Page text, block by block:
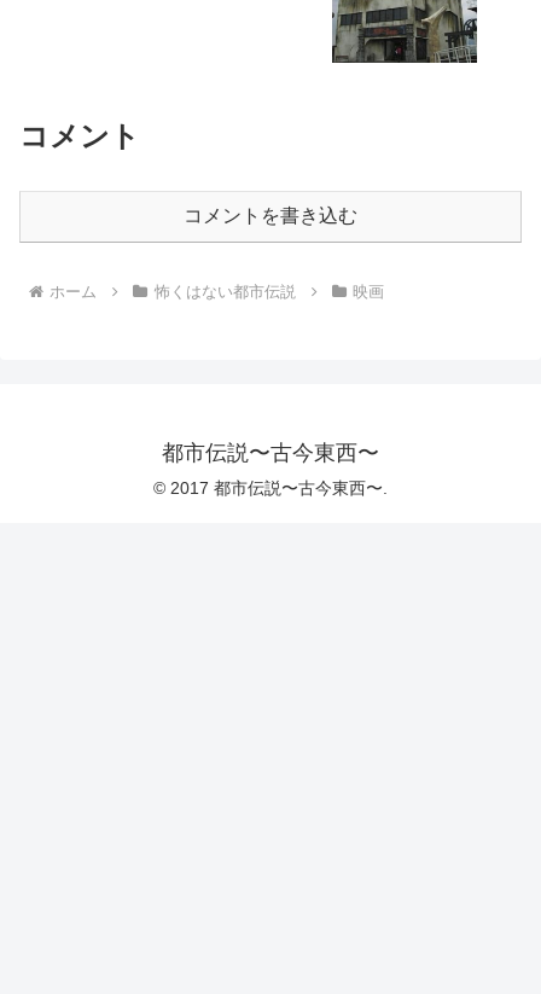
コメント
コメントを書き込む
ホーム 怖くはない都市伝説 映画
都市伝説〜古今東西〜
© 2017 都市伝説〜古今東西〜.